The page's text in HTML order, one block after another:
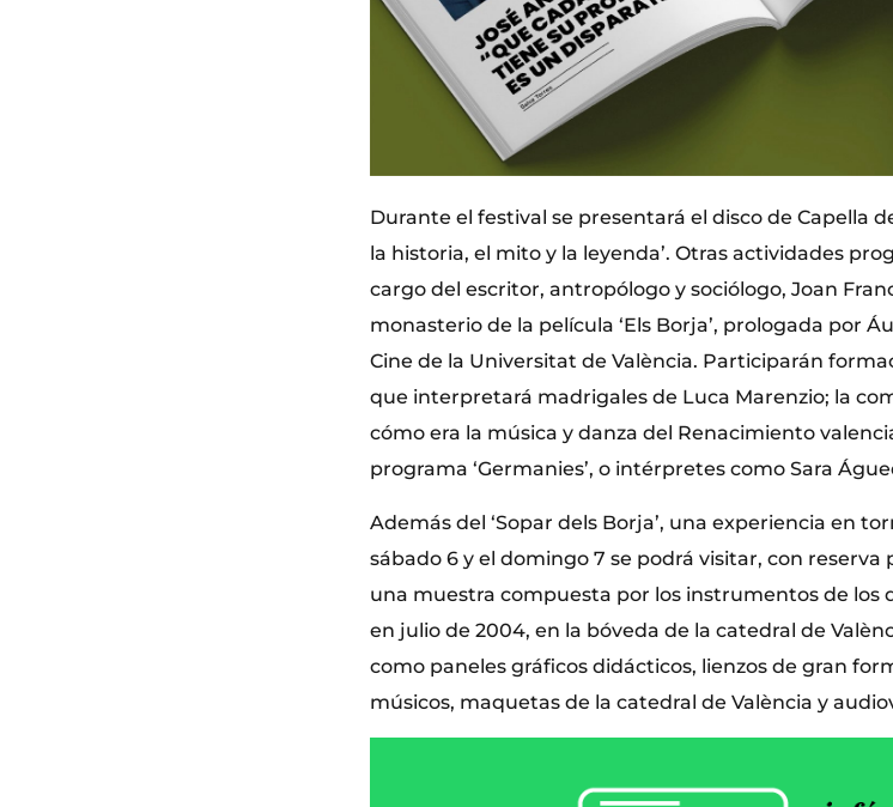
Durante el festival se presentará el disco de Capella
la historia, el mito y la leyenda’. Otras actividades
cargo del escritor, antropólogo y sociólogo, Joan
monasterio de la película ‘Els Borja’, prologada por
Cine de la Universitat de València. Participarán
que interpretará madrigales de Luca Marenzio; la
cómo era la música y danza del Renacimiento
programa ‘Germanies’, o intérpretes como Sara
Además del ‘Sopar dels Borja’, una experiencia en
sábado 6 y el domingo 7 se podrá visitar, con reserva
una muestra compuesta por los instrumentos de los
en julio de 2004, en la bóveda de la catedral de
como paneles gráficos didácticos, lienzos de gran
músicos, maquetas de la catedral de València y